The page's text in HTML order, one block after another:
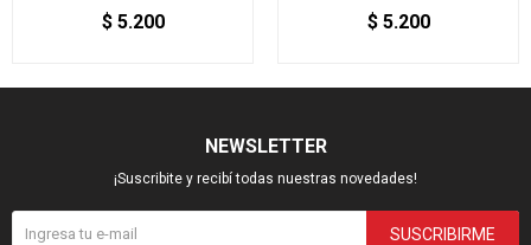
$ 5.200 $ 5.200
NEWSLETTER
¡Suscribite y recibí todas nuestras novedades!
SUSCRIBIRME